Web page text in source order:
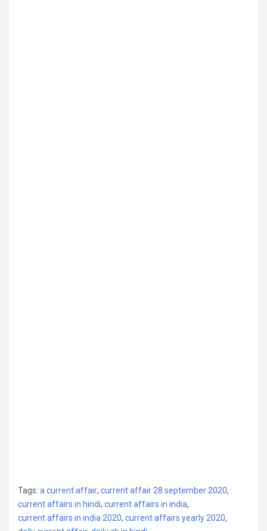
Tags: a current affair, current affair 28 september 2020,
current affairs in hindi, current affairs in india,
current affairs in india 2020, current affairs yearly 2020,